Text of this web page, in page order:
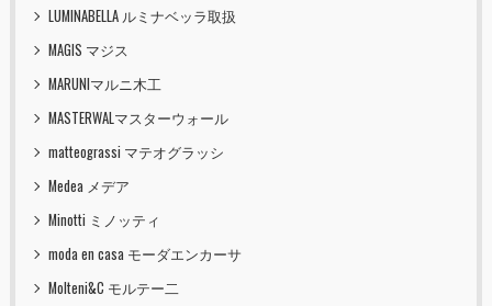
LUMINABELLA ルミナベッラ取扱
MAGIS マジス
MARUNIマルニ木工
MASTERWALマスターウォール
matteograssi マテオグラッシ
Medea メデア
Minotti ミノッティ
moda en casa モーダエンカーサ
Molteni&C モルテー二